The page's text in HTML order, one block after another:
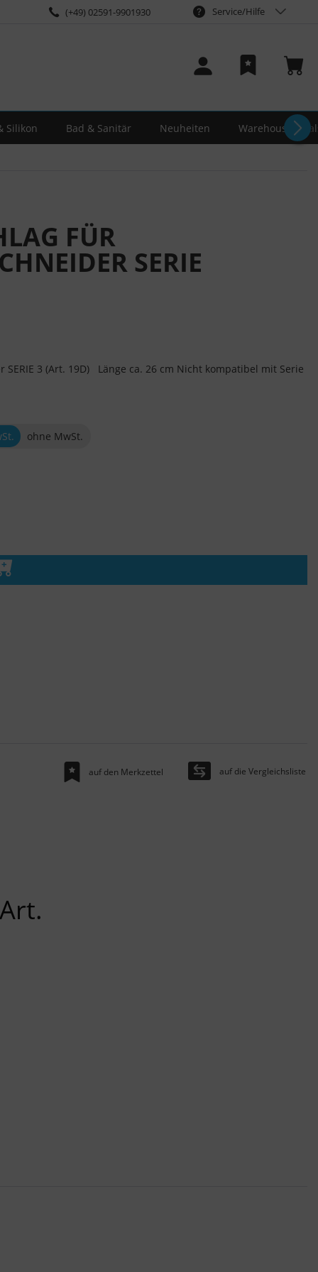
(+49) 02591-9901930 Service/Hilfe
Silikon Bad & Sanitär Neuheiten Warehouse-
FÜR
SERIE
3 (Art. 19D) Länge ca. 26 cm Nicht kompatibel mit Serie
ohne MwSt.
den Warenkorb
auf den Merkzettel auf die Vergleichsliste